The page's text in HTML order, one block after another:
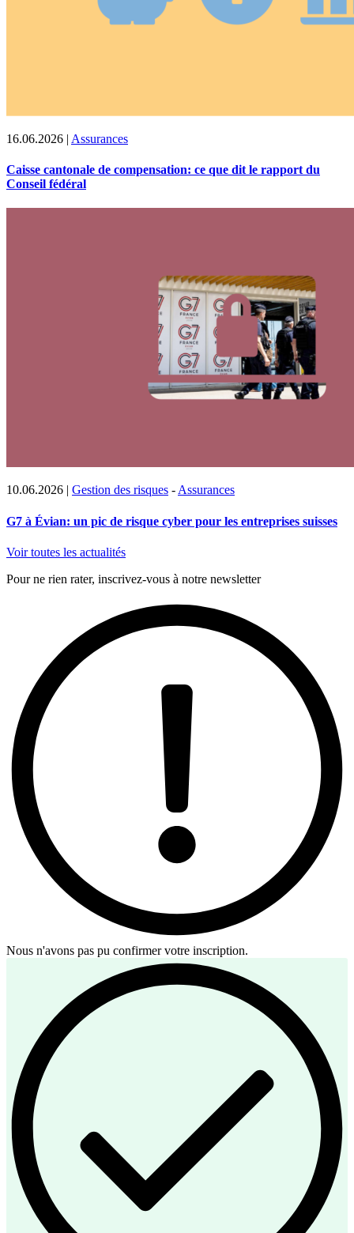
16.06.2026 | Assurances
Caisse cantonale de compensation: ce que dit le rapport du
Conseil fédéral
10.06.2026 | Gestion des risques - Assurances
G7 à Évian: un pic de risque cyber pour les entreprises suisses
Voir toutes les actualités
Pour ne rien rater, inscrivez-vous à notre newsletter
Nous n'avons pas pu confirmer votre inscription.